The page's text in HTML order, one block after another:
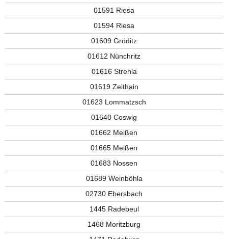
01591 Riesa
01594 Riesa
01609 Gröditz
01612 Nünchritz
01616 Strehla
01619 Zeithain
01623 Lommatzsch
01640 Coswig
01662 Meißen
01665 Meißen
01683 Nossen
01689 Weinböhla
02730 Ebersbach
1445 Radebeul
1468 Moritzburg